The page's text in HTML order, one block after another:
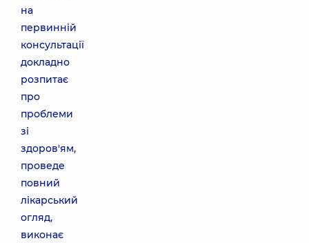
на
первинній
консультації
докладно
розпитає
про
проблеми
зі
здоров'ям,
проведе
повний
лікарський
огляд,
виконає